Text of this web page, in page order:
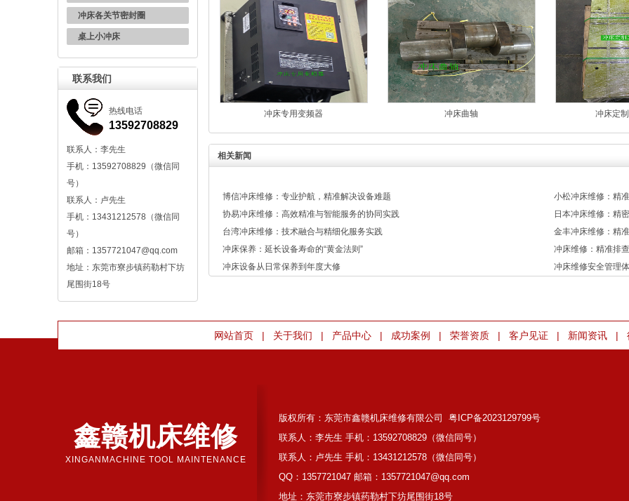
冲床各关节密封圈
桌上小冲床
联系我们
热线电话
13592708829
联系人：李先生
手机：13592708829（微信同
号）
联系人：卢先生
手机：13431212578（微信同
号）
邮箱：1357721047@qq.com
地址：东莞市寮步镇药勒村下坊
尾围街18号
冲床专用变频器 冲床曲轴 冲床定
相关新闻
博信冲床维修：专业护航，精准解决设备难题
小松冲床维修：精
协易冲床维修：高效精准与智能服务的协同实践
日本冲床维修：精
台湾冲床维修：技术融合与精细化服务实践
金丰冲床维修：精
冲床保养：延长设备寿命的“黄金法则”
冲床维修：精准排
冲床设备从日常保养到年度大修
冲床维修安全管理
网站首页 | 关于我们 | 产品中心 | 成功案例 | 荣誉资质 | 客户见证 | 新闻资讯 |
鑫赣机床维修
XINGANMACHINE TOOL MAINTENANCE
版权所有：东莞市鑫赣机床维修有限公司 粤ICP备2023129799号
联系人：李先生 手机：13592708829（微信同号）
联系人：卢先生 手机：13431212578（微信同号）
QQ：1357721047 邮箱：1357721047@qq.com
地址：东莞市寮步镇药勒村下坊尾围街18号